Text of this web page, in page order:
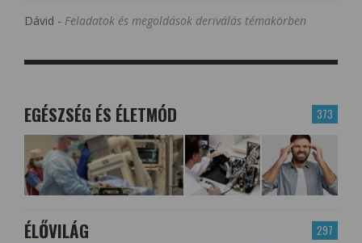
Dávid - Feladatok és megoldások deriválás témakörben
373
EGÉSZSÉG ÉS ÉLETMÓD
297
ÉLŐVILÁG